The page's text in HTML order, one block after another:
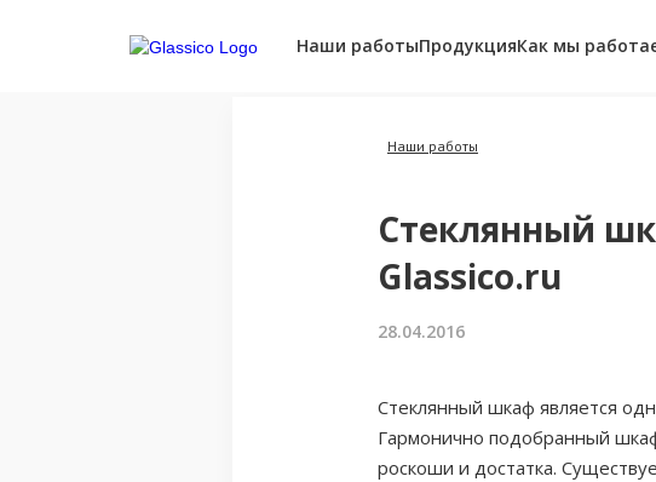
Наши работыПродукцияКак мы
Наши работы
Стеклянный
Glassico.ru
28.04.2016
Стеклянный шкаф является
Гармонично подобранный
роскоши и достатка.